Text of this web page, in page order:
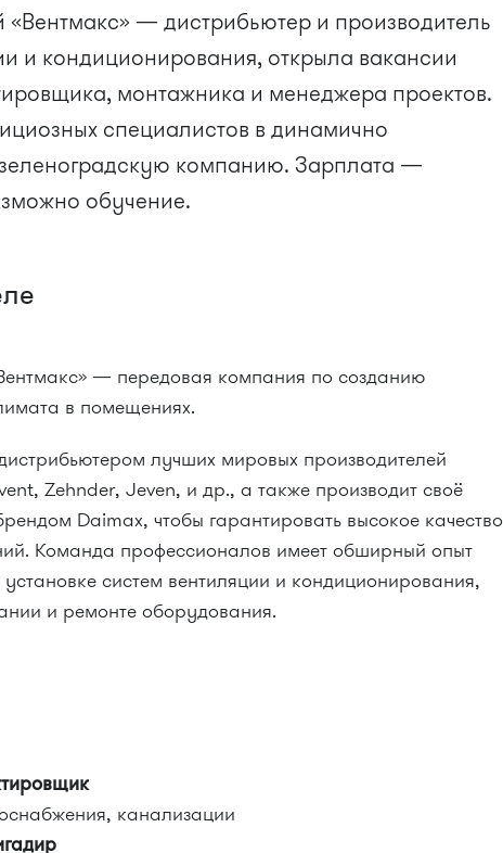
— дистрибьютер и производитель
и кондиционирования, открыла вакансии
монтажника и менеджера проектов.
специалистов в динамично
компанию. Зарплата —
обучение.
— передовая компания по созданию
в помещениях.
лучших мировых производителей
Zehnder, Jeven, и др., а также производит своё
Daimax, чтобы гарантировать высокое качество
Команда профессионалов имеет обширный опыт
систем вентиляции и кондиционирования,
и ремонте оборудования.
канализации